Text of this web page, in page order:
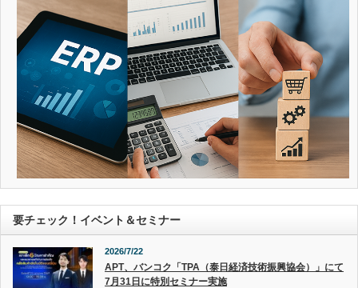
要チェック！イベント＆セミナー
2026/7/22
APT、バンコク「TPA（泰日経済技術振興協会）」にて
7月31日に特別セミナー実施